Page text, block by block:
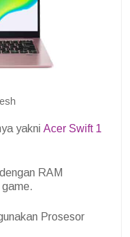
yakni Acer Swift 1
RAM
game.
Prosesor